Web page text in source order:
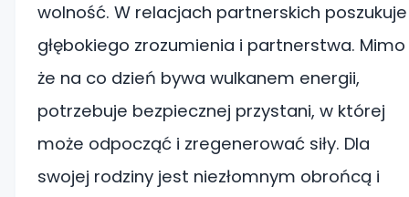
wolność. W relacjach partnerskich poszukuje
głębokiego zrozumienia i partnerstwa. Mimo
że na co dzień bywa wulkanem energii,
potrzebuje bezpiecznej przystani, w której
może odpocząć i zregenerować siły. Dla
swojej rodziny jest niezłomnym obrońcą i